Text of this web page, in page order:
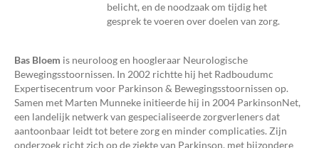
belicht, en de noodzaak om tijdig het
gesprek te voeren over doelen van zorg.
Bas Bloem is neuroloog en hoogleraar Neurologische
Bewegingsstoornissen. In 2002 richtte hij het Radboudumc
Expertisecentrum voor Parkinson & Bewegingsstoornissen op.
Samen met Marten Munneke initieerde hij in 2004 ParkinsonNet,
een landelijk netwerk van gespecialiseerde zorgverleners dat
aantoonbaar leidt tot betere zorg en minder complicaties. Zijn
onderzoek richt zich op de ziekte van Parkinson, met bijzondere